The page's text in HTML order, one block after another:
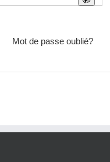
Mot de passe oublié?